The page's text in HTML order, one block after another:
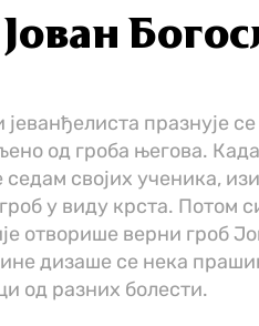
празнује
од гроба његова.
својих ученика,
у виду крста. Потом
отворише верни гроб
дизаше се нека
од разних болести.